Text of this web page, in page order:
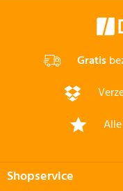
Gratis
Shopservice